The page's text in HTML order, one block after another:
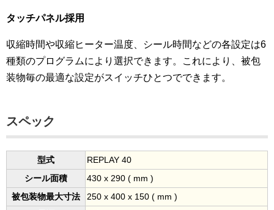
タッチパネル採用
収縮時間や収縮ヒーター温度、シール時間などの各設定は6
種類のプログラムにより選択できます。これにより、被包
装物毎の最適な設定がスイッチひとつでできます。
スペック
型式
REPLAY 40
シール面積
430 x 290 ( mm )
被包装物最大寸法
250 x 400 x 150 ( mm )